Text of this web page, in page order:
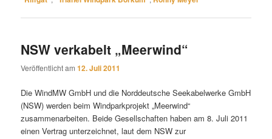
NSW verkabelt „Meerwind“
Veröffentlicht am12. Juli 2011
Die WindMW GmbH und die Norddeutsche Seekabelwerke GmbH
(NSW) werden beim Windparkprojekt „Meerwind“
zusammenarbeiten. Beide Gesellschaften haben am 8. Juli 2011
einen Vertrag unterzeichnet, laut dem NSW zur